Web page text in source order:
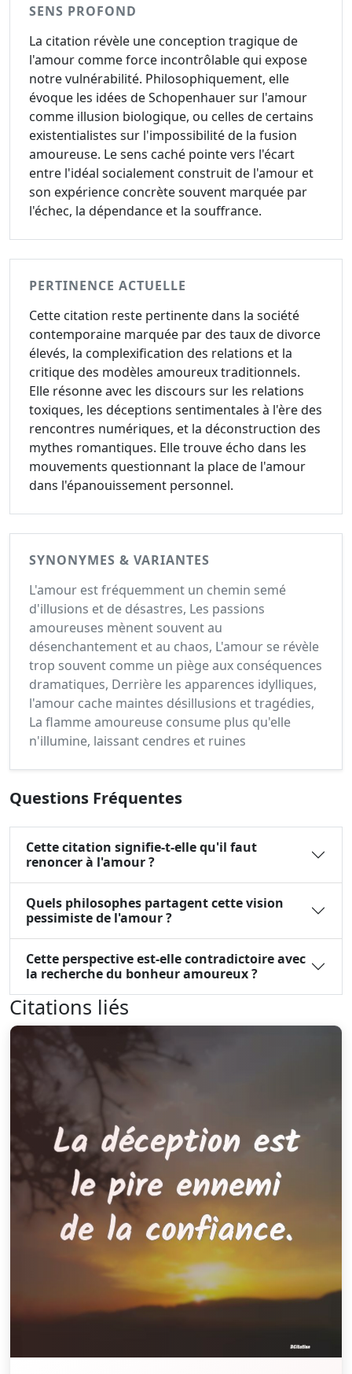
SENS PROFOND
La citation révèle une conception tragique de
l'amour comme force incontrôlable qui expose
notre vulnérabilité. Philosophiquement, elle
évoque les idées de Schopenhauer sur l'amour
comme illusion biologique, ou celles de certains
existentialistes sur l'impossibilité de la fusion
amoureuse. Le sens caché pointe vers l'écart
entre l'idéal socialement construit de l'amour et
son expérience concrète souvent marquée par
l'échec, la dépendance et la souffrance.
PERTINENCE ACTUELLE
Cette citation reste pertinente dans la société
contemporaine marquée par des taux de divorce
élevés, la complexification des relations et la
critique des modèles amoureux traditionnels.
Elle résonne avec les discours sur les relations
toxiques, les déceptions sentimentales à l'ère des
rencontres numériques, et la déconstruction des
mythes romantiques. Elle trouve écho dans les
mouvements questionnant la place de l'amour
dans l'épanouissement personnel.
SYNONYMES & VARIANTES
L'amour est fréquemment un chemin semé
d'illusions et de désastres, Les passions
amoureuses mènent souvent au
désenchantement et au chaos, L'amour se révèle
trop souvent comme un piège aux conséquences
dramatiques, Derrière les apparences idylliques,
l'amour cache maintes désillusions et tragédies,
La flamme amoureuse consume plus qu'elle
n'illumine, laissant cendres et ruines
Questions Fréquentes
Cette citation signifie-t-elle qu'il faut
renoncer à l'amour ?
Quels philosophes partagent cette vision
pessimiste de l'amour ?
Cette perspective est-elle contradictoire avec
la recherche du bonheur amoureux ?
Citations liés